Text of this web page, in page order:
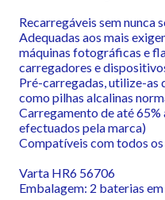
Recarregáveis sem nunca
Adequadas aos mais
máquinas fotográficas e
carregadores e
Pré-carregadas, utilize-as
como pilhas alcalinas
Carregamento de até 65%
efectuados pela marca)
Compatíveis com todos
Varta HR6 56706
Embalagem: 2 baterias